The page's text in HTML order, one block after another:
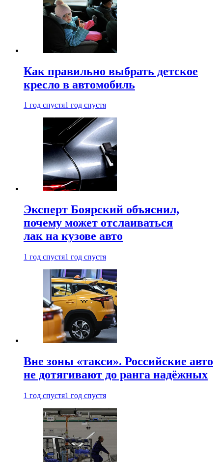
Как правильно выбрать детское
кресло в автомобиль
1 год спустя1 год спустя
Эксперт Боярский объяснил,
почему может отслаиваться
лак на кузове авто
1 год спустя1 год спустя
Вне зоны «такси». Российские авто
не дотягивают до ранга надёжных
1 год спустя1 год спустя